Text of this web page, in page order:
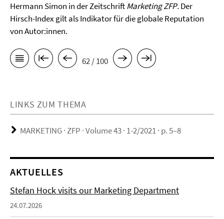
Hermann Simon in der ZeitschriftMarketing ZFP. Der
Hirsch-Index gilt als Indikator für die globale Reputation
von Autor:innen.
62 / 100
LINKS ZUM THEMA
MARKETING · ZFP · Volume 43 · 1-2/2021 · p. 5–8
AKTUELLES
Stefan Hock visits our Marketing Department
24.07.2026